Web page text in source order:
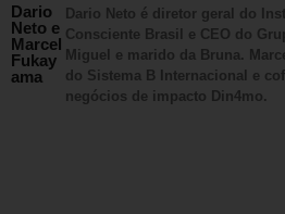
Dario
Neto e
Marcel
Fukay
ama
Dario Neto é diretor geral do
Consciente Brasil e CEO do
Miguel e marido da Bruna.
do Sistema B Internacional e
negócios de impacto Din4mo.